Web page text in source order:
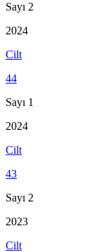
Sayı 2
2024
Cilt
44
Sayı 1
2024
Cilt
43
Sayı 2
2023
Cilt